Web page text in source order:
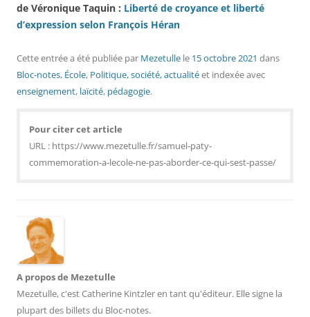
de Véronique Taquin : Liberté de croyance et liberté
d’expression selon François Héran
Cette entrée a été publiée par Mezetulle le 15 octobre 2021 dans
Bloc-notes, École, Politique, société, actualitéet indexée avec
enseignement, laïcité, pédagogie.
Pour citer cet article
URL : https://www.mezetulle.fr/samuel-paty-
commemoration-a-lecole-ne-pas-aborder-ce-qui-sest-passe/
A propos de Mezetulle
Mezetulle, c'est Catherine Kintzler en tant qu'éditeur. Elle signe la
plupart des billets du Bloc-notes.